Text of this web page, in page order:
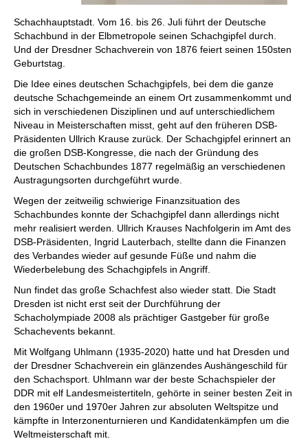
Schachhauptstadt. Vom 16. bis 26. Juli führt der Deutsche
Schachbund in der Elbmetropole seinen Schachgipfel durch.
Und der Dresdner Schachverein von 1876 feiert seinen 150sten
Geburtstag.
Die Idee eines deutschen Schachgipfels, bei dem die ganze
deutsche Schachgemeinde an einem Ort zusammenkommt und
sich in verschiedenen Disziplinen und auf unterschiedlichem
Niveau in Meisterschaften misst, geht auf den früheren DSB-
Präsidenten Ullrich Krause zurück. Der Schachgipfel erinnert an
die großen DSB-Kongresse, die nach der Gründung des
Deutschen Schachbundes 1877 regelmäßig an verschiedenen
Austragungsorten durchgeführt wurde.
Wegen der zeitweilig schwierige Finanzsituation des
Schachbundes konnte der Schachgipfel dann allerdings nicht
mehr realisiert werden. Ullrich Krauses Nachfolgerin im Amt des
DSB-Präsidenten, Ingrid Lauterbach, stellte dann die Finanzen
des Verbandes wieder auf gesunde Füße und nahm die
Wiederbelebung des Schachgipfels in Angriff.
Nun findet das große Schachfest also wieder statt. Die Stadt
Dresden ist nicht erst seit der Durchführung der
Schacholympiade 2008 als prächtiger Gastgeber für große
Schachevents bekannt.
Mit Wolfgang Uhlmann (1935-2020) hatte und hat Dresden und
der Dresdner Schachverein ein glänzendes Aushängeschild für
den Schachsport. Uhlmann war der beste Schachspieler der
DDR mit elf Landesmeistertiteln, gehörte in seiner besten Zeit in
den 1960er und 1970er Jahren zur absoluten Weltspitze und
kämpfte in Interzonenturnieren und Kandidatenkämpfen um die
Weltmeisterschaft mit.